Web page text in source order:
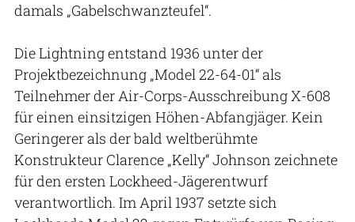
damals „Gabelschwanzteufel“.
Die Lightning entstand 1936 unter der
Projektbezeichnung „Model 22-64-01“ als
Teilnehmer der Air-Corps-Ausschreibung X-608
für einen einsitzigen Höhen-Abfangjäger. Kein
Geringerer als der bald weltberühmte
Konstrukteur Clarence „Kelly“ Johnson zeichnete
für den ersten Lockheed-Jägerentwurf
verantwortlich. Im April 1937 setzte sich